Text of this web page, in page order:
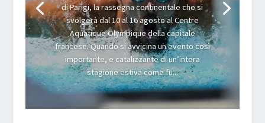
di Parigi, la rassegna continentale che si
svolgerà dal 10 al 16 agosto al Centre
Aquatique Olympique della capitale
francese. Quando si avvicina un evento così
importante, e catalizzante di un’intera
stagione estiva come fu...